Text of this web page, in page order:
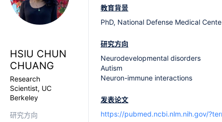
HSIU CHUN
CHUANG
Research
Scientist, UC
Berkeley
研究方向
教育背景
PhD, National Defense Medical
研究方向
Neurodevelopmental disorders
Autism
Neuron-immune interactions
发表论文
https://pubmed.ncbi.nlm.nih.gov/